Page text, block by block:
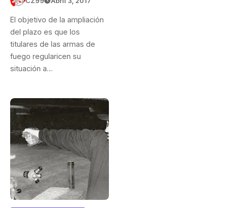
Dias
El objetivo de la ampliación
del plazo es que los
titulares de las armas de
fuego regularicen su
situación a…